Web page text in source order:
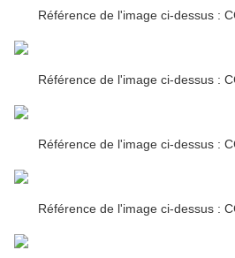
Référence de l'image ci-dessus :
Référence de l'image ci-dessus :
Référence de l'image ci-dessus :
Référence de l'image ci-dessus :